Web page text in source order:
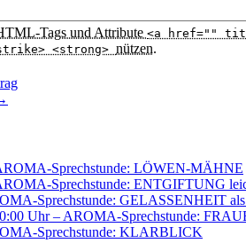
-Tags und Attribute <a href=""
<strong> nützen.
Sprechstunde: LÖWEN-MÄHNE
Sprechstunde: ENTGIFTUNG
Sprechstunde: GELASSENHEIT als
Uhr – AROMA-Sprechstunde:
Sprechstunde: KLARBLICK